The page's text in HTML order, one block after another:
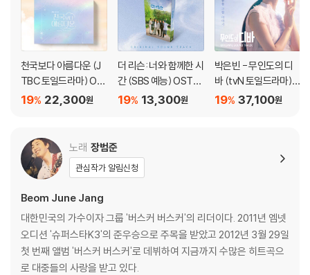
있습니다.
외관상 불량 확인되는 상품을 개봉 시엔 반품/교환 처리 불가합니다.
2) 디스크 라벨은 공정상 매끄럽게 부착되지 않을 수도 있으며 겉포장 비
닐은 품질보증대상이 아닙니다.
3) 일본 제작 LP는 대부분 겉비닐이 밀봉되어 있지 않습니다.
4) 디지털 다운로드 코드는 본사에서 공지 없이 증정 종료될 수 있습니다.
1) 침압 조절 기능이 없는 턴테이블을 사용하시는 경우, (주로 올인원 형태
모델) 다이내믹 사운드의 편차가 큰 트랙을 재생할 때 이상 현상이 발생할
수 있습니다.
기기 문제로 인해 발생하는 재생 불량 현상에 대해서는 반품/교환이 불가
2) 디스크는 정전기와 먼지로 인해 재생이 원활하지 않은 경우가 있습니
다. 전용 제품으로 이를 제거하면 대부분 해결됩니다.
3) 바늘에 먼지가 쌓이는 경우에도 재생이 원활하지 않을 수 있습니다.
천국보다 아름다운 (J
TBC 토일드라마) OS
T
22,300원
19%
더 리슨: 너와 함께한 시
간 (SBS 예능) OST
[Nemo Album Full V
13,300원
19%
박은빈 - 무인도의 디
바 (tvN 토일드라마) O
ST
37,100원
19%
노래 장범준
관심작가 알림신청
Beom June Jang
대한민국의 가수이자 그룹 '버스커 버스커'의 리더이다. 2011년 엠넷
오디션 '슈퍼스타K3'의 준우승으로 주목을 받았고 2012년 3월 29일
첫 번째 앨범 '버스커 버스커'로 데뷔하여 지금까지 수많은 히트곡으
로 대중들의 사랑을 받고 있다.